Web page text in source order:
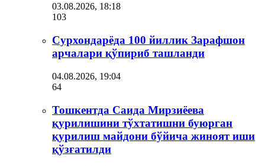
03.08.2026, 18:18
103
Сурхондарёда 100 йиллик Зарафшон
арчалари қўпириб ташланди
04.08.2026, 19:04
64
Тошкентда Саида Мирзиёева
қурилишини тўхтатишни буюрган
қурилиш майдони бўйича жиноят иши
қўзғатилди